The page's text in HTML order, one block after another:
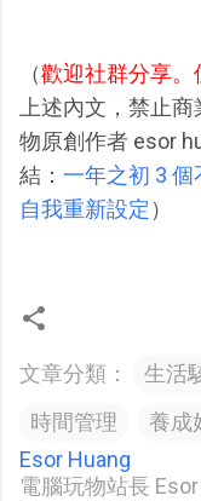
（歡迎社群分享。
上述內文，禁止
物原創作者 esor
結： 一年之初 3
自我重新設定 ）
文章分類： 生活
時間管理
養成
Esor Huang
電腦玩物站長